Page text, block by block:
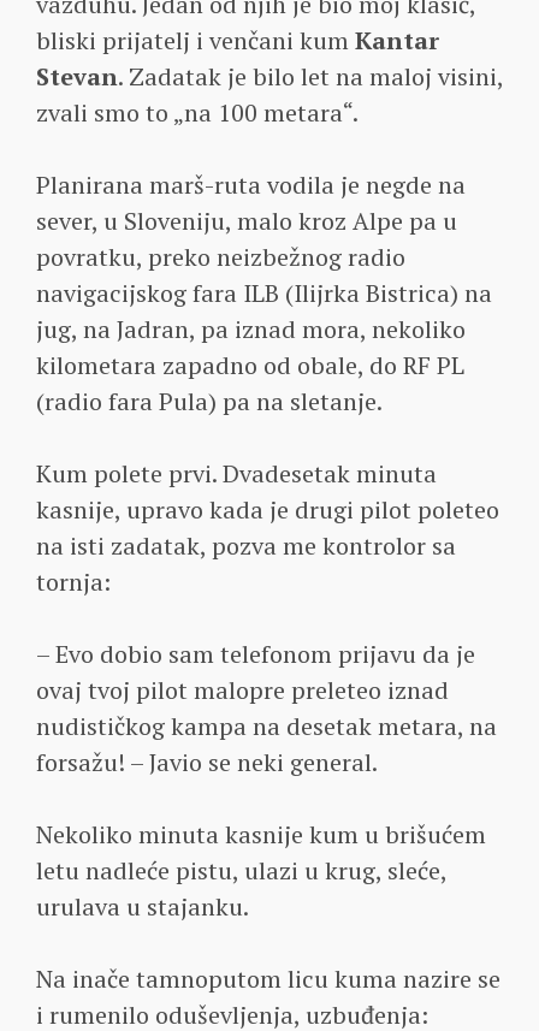
bliski prijatelj i venčani kumKantar
Stevan. Zadatak je bilo let na maloj visini,
zvali smo to „na 100 metara“.
Planirana marš-ruta vodila je negde na
sever, u Sloveniju, malo kroz Alpe pa u
povratku, preko neizbežnog radio
navigacijskog fara ILB (Ilijrka Bistrica) na
jug, na Jadran, pa iznad mora, nekoliko
kilometara zapadno od obale, do RF PL
(radio fara Pula) pa na sletanje.
Kum polete prvi. Dvadesetak minuta
kasnije, upravo kada je drugi pilot poleteo
na isti zadatak, pozva me kontrolor sa
tornja:
– Evo dobio sam telefonom prijavu da je
ovaj tvoj pilot malopre preleteo iznad
nudističkog kampa na desetak metara, na
forsažu! – Javio se neki general.
Nekoliko minuta kasnije kum u brišućem
letu nadleće pistu, ulazi u krug, sleće,
urulava u stajanku.
Na inače tamnoputom licu kuma nazire se
i rumenilo oduševljenja, uzbuđenja: